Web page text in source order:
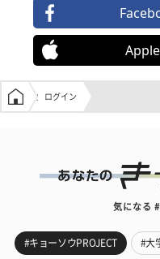
学生の窓口トップ
ログイン
気になる
#キョーソウPROJECT #大